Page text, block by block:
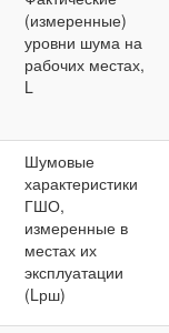
(измеренные)
уровни шума на
рабочих местах,
L
Шумовые
характеристики
ГШО,
измеренные в
местах их
эксплуатации
(Lрш)